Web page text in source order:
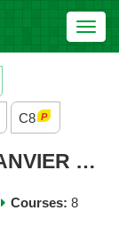
C8
R1 - PAU - MERCREDI 29 JANVIER 2025
Courses: 8